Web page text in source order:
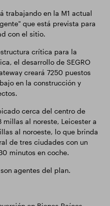
trabajando en la M1 actual
que está prevista para
con el sitio.
crítica para la
el desarrollo de SEGRO
creará 7250 puestos
en la construcción y
cerca del centro de
millas al noreste, Leicester a
al noroeste, lo que brinda
de tres ciudades con un
minutos en coche.
agentes del plan.